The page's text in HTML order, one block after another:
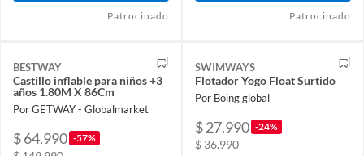
Patrocinado Patrocinado
BESTWAY
Castillo inflable para niños +3
años 1.80M X 86Cm
Por GETWAY - Globalmarket
$ 64.990 -57%
SWIMWAYS
Flotador Yogo Float Surtido
Por Boing global
$ 27.990 -24%
$ 36.990